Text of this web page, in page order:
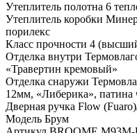
Утеплитель полотна 6
Утеплитель коробки
порилекс
Класс прочности 4
Отделка внутри
«Травертин кремовый»
Отделка снаружи
12мм, «Либерика», патина
Дверная ручка Flow
Модель Брум